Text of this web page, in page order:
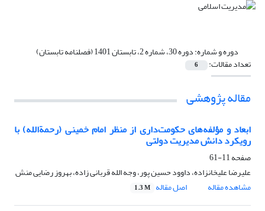
دوره و شماره:دوره 30، شماره 2، تابستان 1401 (فصلنامه تابستان)
تعداد مقالات: 6
مقاله پژوهشی
ابعاد و مؤلفه‌های حکومت‌داری از منظر امام خمینی (رحمةالله) با
رویکرد دانش مدیریت دولتی
صفحه11-61
علیرضا علیخانزاده، داوود حسین پور، وجه الله قربانی زاده، بهروز رضایی منش
مشاهده مقاله
اصل مقاله 1.3 M